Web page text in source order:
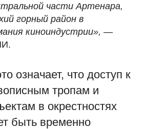
части Артенара,
горный район в
киноиндустрии», —
означает, что доступ к
тропам и
в окрестностях
быть временно